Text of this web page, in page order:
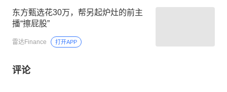
东方甄选花30万，帮另起炉灶的前主
播“擦屁股”
雷达Finance 打开APP
评论